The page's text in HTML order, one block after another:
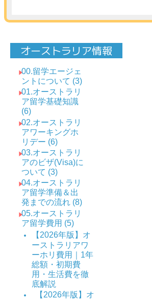
オーストラリア情報
00.留学エージェ
ントについて (3)
01.オーストラリ
ア留学基礎知識
(6)
02.オーストラリ
アワーキングホ
リデー (6)
03.オーストラリ
アのビザ(Visa)に
ついて (3)
04.オーストラリ
ア留学準備＆出
発までの流れ (8)
05.オーストラリ
ア留学費用 (5)
【2026年版】オ
ーストラリアワ
ーホリ費用｜1年
総額・初期費
用・生活費を徹
底解説
【2026年版】オ